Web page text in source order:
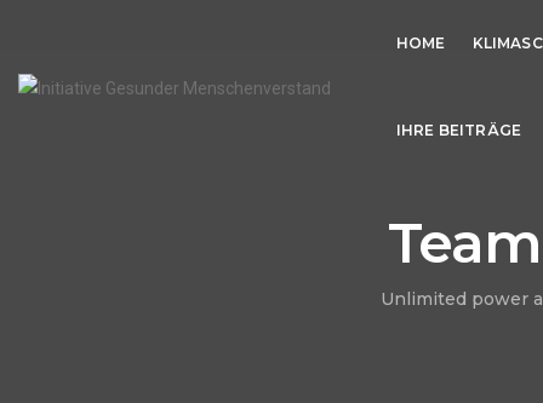
HOME
IHRE BEITRÄGE
Unlimited power